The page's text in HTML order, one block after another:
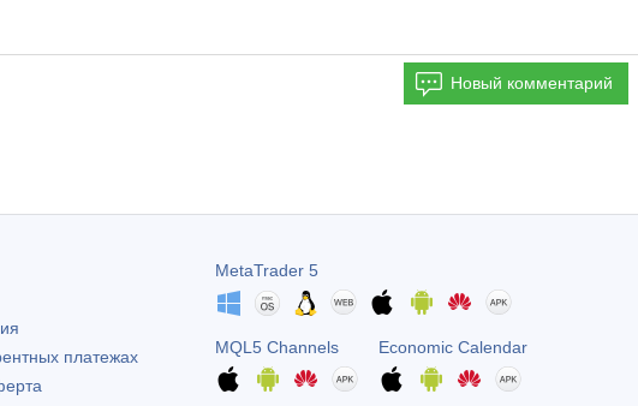
Новый комментарий
платежах
MetaTrader 5
MQL5 Channels Economic Calendar